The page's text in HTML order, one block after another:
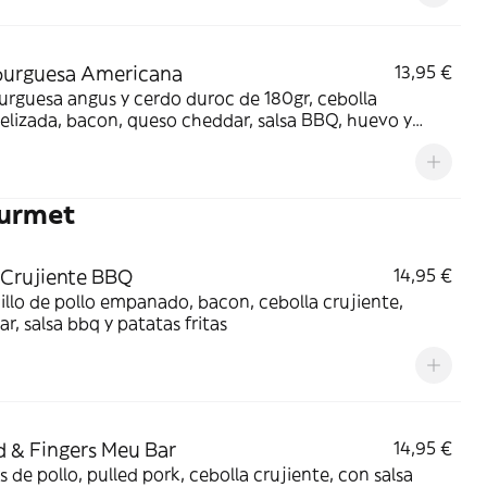
Americana
13,95 €
angus y cerdo duroc de 180gr, cebolla
bacon, queso cheddar, salsa BBQ, huevo y
BBQ
14,95 €
de pollo empanado, bacon, cebolla crujiente,
salsa bbq y patatas fritas
& Fingers Meu Bar
14,95 €
de pollo, pulled pork, cebolla crujiente, con salsa